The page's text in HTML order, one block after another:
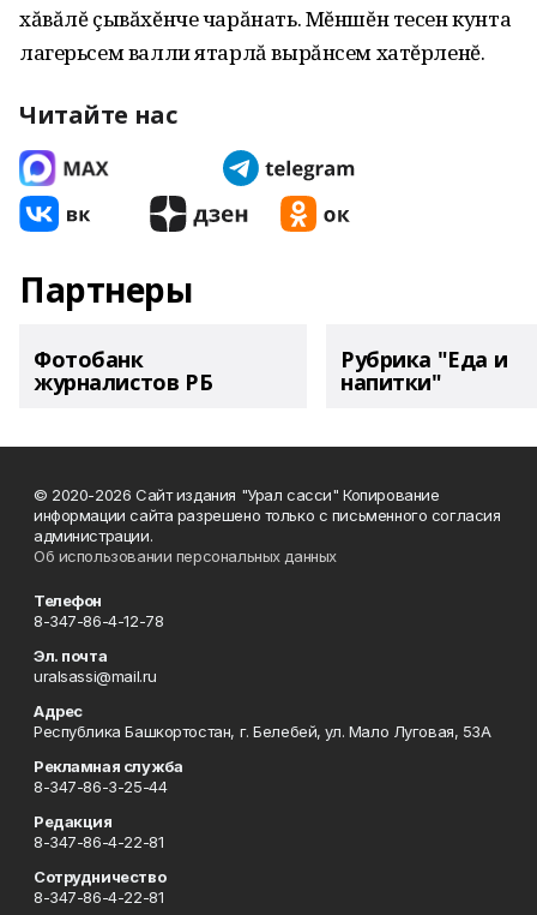
хăвăлĕ çывăхĕнче чарăнать. Мĕншĕн тесен кунта
лагерьсем валли ятарлă вырăнсем хатĕрленĕ.
Читайте нас
Партнеры
Фотобанк
журналистов РБ
Рубрика "Еда и
напитки"
© 2020-2026 Сайт издания "Урал сасси" Копирование
информации сайта разрешено только с письменного согласия
администрации.
Об использовании персональных данных
Телефон
8-347-86-4-12-78
Эл. почта
uralsassi@mail.ru
Адрес
Республика Башкортостан, г. Белебей, ул. Мало Луговая, 53А
Рекламная служба
8-347-86-3-25-44
Редакция
8-347-86-4-22-81
Сотрудничество
8-347-86-4-22-81